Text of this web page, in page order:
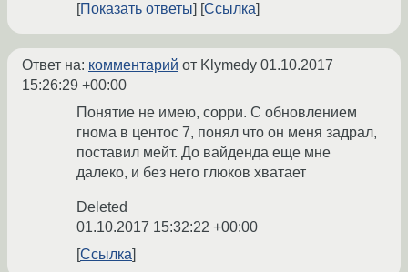
Показать ответы Ссылка
Ответ на: комментарий от Klymedy 01.10.2017
15:26:29 +00:00
Понятие не имею, сорри. С обновлением
гнома в центос 7, понял что он меня задрал,
поставил мейт. До вайденда еще мне
далеко, и без него глюков хватает
Deleted
01.10.2017 15:32:22 +00:00
Ссылка